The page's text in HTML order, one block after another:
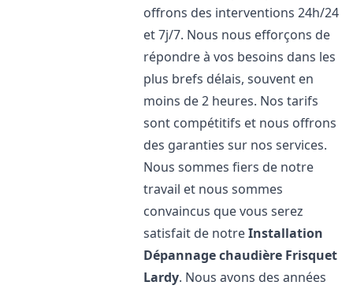
offrons des interventions 24h/24
et 7j/7. Nous nous efforçons de
répondre à vos besoins dans les
plus brefs délais, souvent en
moins de 2 heures. Nos tarifs
sont compétitifs et nous offrons
des garanties sur nos services.
Nous sommes fiers de notre
travail et nous sommes
convaincus que vous serez
satisfait de notreInstallation
Dépannage chaudière Frisquet
Lardy. Nous avons des années